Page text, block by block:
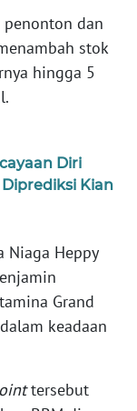
dan
stok
hingga 5
Diri
Kian
Niaga Heppy
Grand
keadaan
tersebut